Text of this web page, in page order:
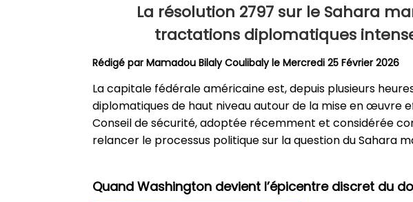
La résolution 2797 sur le Sahara
tractations diplomatiques
Rédigé parMamadou Bilaly Coulibalyle Mercredi 25 Février 2026
La capitale fédérale américaine est, depuis plusieurs
diplomatiques de haut niveau autour de la mise en œuvre
Conseil de sécurité, adoptée récemment et considérée
relancer le processus politique sur la question du Sahara
Quand Washington devient l’épicentre discret du